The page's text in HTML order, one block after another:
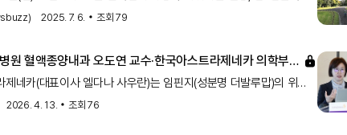
사망 원인 1위를 차지하고 있다. 통계에 따르면 국내 인구 25명 중
2025. 7. 6. 조회79
원 혈액종양내과 오도연 교수·한국아스트라제네카 의학부
연자로 나서 'MATTERHORN 연구 소개 및
카의 소화기암 리더십 공유'…한국아스트라제네카
제네카(대표이사 엘다나 사우란)는 임핀지(성분명 더발루맙)의 위
합부 선암 수술 전×후 보조요법 국내 허가를 기념하는
2026. 4. 13. 조회76